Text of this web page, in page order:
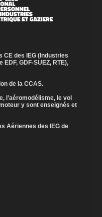
des IEG (Industries
GDF-SUEZ, RTE),
de la CCAS.
l’aéromodélisme, le vol
y sont enseignés et
Aériennes des IEG de